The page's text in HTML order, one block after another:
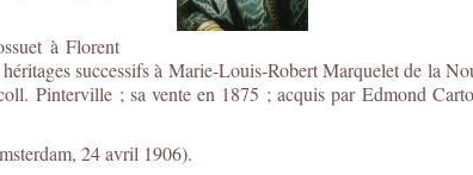
à Florent
successifs à Marie-Louis-Robert Marquelet de la
Pinterville ; sa vente en 1875 ; acquis par Edmond
24 avril 1906).